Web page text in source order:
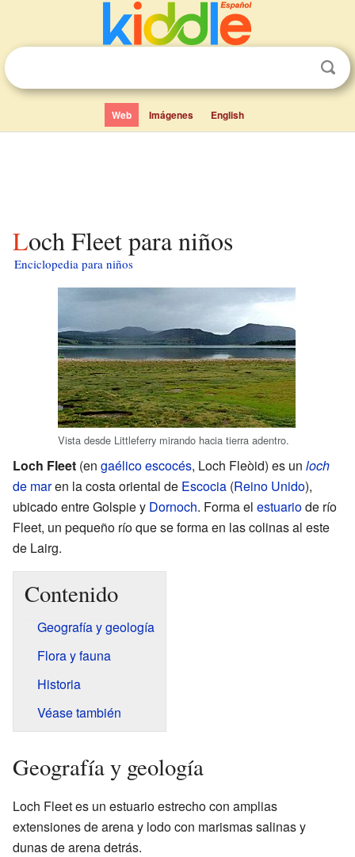
Web Imágenes English
Loch Fleet para niños
Enciclopedia para niños
Vista desde Littleferry mirando hacia tierra adentro.
Loch Fleet (en gaélico escocés, Loch Fleòid) es un loch
de maren la costa oriental de Escocia (Reino Unido),
ubicado entre Golspie y Dornoch. Forma el estuariode río
Fleet, un pequeño río que se forma en las colinas al este
de Lairg.
Contenido
Geografía y geología
Flora y fauna
Historia
Véase también
Geografía y geología
Loch Fleet es un estuario estrecho con amplias
extensiones de arena y lodo con marismas salinas y
dunas de arena detrás.